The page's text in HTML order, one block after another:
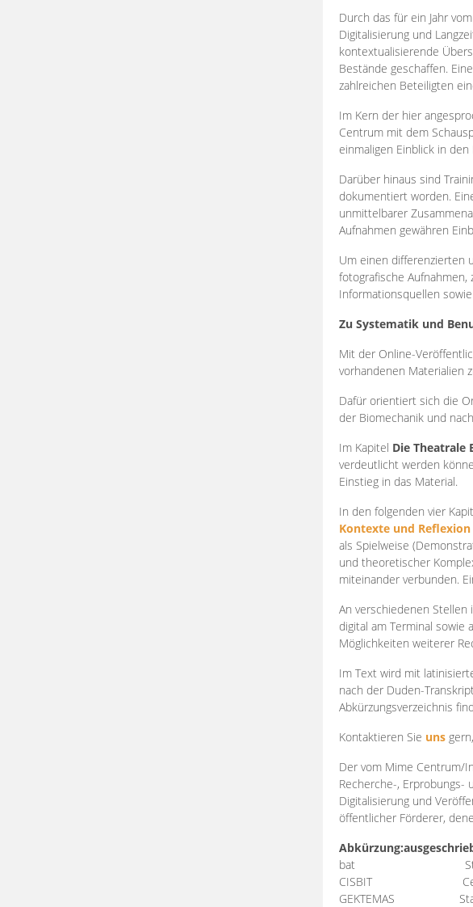
Durch das für ein Jahr
Digitalisierung und
kontextualisierende
Bestände geschaffen.
zahlreichen Beteiligten
Im Kern der hier
Centrum mit dem
einmaligen Einblick in
Darüber hinaus sind
dokumentiert worden.
unmittelbarer
Aufnahmen gewähren
Um einen differenzierten
fotografische
Informationsquellen
Zu Systematik und
Mit der Online-
vorhandenen Materialien
Dafür orientiert sich die
der Biomechanik und
Im Kapitel Die Theatrale
verdeutlicht werden
Einstieg in das Material.
In den folgenden vier
Kontexte und Reflexion
als Spielweise
und theoretischer
miteinander verbunden.
An verschiedenen
digital am Terminal sowie
Möglichkeiten weiterer
Im Text wird mit
nach der Duden-
Abkürzungsverzeichnis
Kontaktieren Sie uns
Der vom Mime Centrum/
Recherche-, Erprobungs-
Digitalisierung und
öffentlicher Förderer,
Abkürzung:
bat
CISBIT
GEKTEMAS